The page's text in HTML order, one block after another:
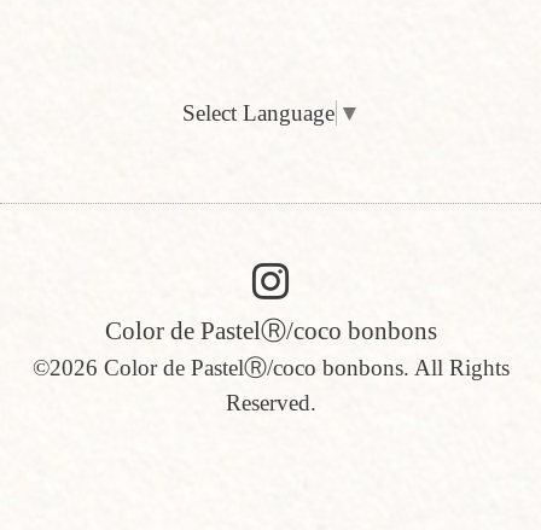
Select Language ▼
Color de PastelⓇ/coco bonbons
©2026 Color de PastelⓇ/coco bonbons. All Rights
Reserved.